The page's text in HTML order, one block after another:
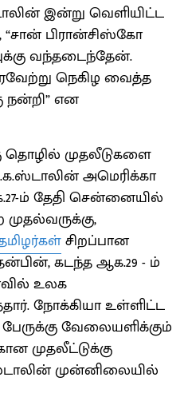
இன்று வெளியிட்ட
பிரான்சிஸ்கோ
வந்தடைந்தேன்.
நெகிழ வைத்த
நன்றி” என
தொழில் முதலீடுகளை
அமெரிக்கா
ம் தேதி சென்னையில்
முதல்வருக்கு,
சிறப்பான
கடந்த ஆக.29 - ம்
உலக
நோக்கியா உள்ளிட்ட
வேலையளிக்கும்
முதலீட்டுக்கு
முன்னிலையில்